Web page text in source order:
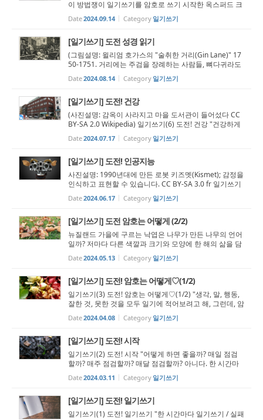
이 방법쟁이 일기쓰기를 암호로 쓰기 시작한 옥스퍼드 크
라이스트처치, 출처 - 위키피디아 CC BY-SA 4.0] 일기쓰
기(8) 도전! 그리스도인의 완전 (1/3) "그러므로 너희의 하
Date2024.09.14 Category 일기쓰기
[일기쓰기] 도전 성경 읽기
(그림설명: 윌리엄 호가스의 "술취한 거리(Gin Lane)" 17
50-1751. 거리에는 주검을 장례하는 사람들, 뼈다귀라도
먹고 살려고 개와 싸우는 사람, 안전장치 없이 계단 아래
로 떨어지는 어린아기 등이 사회의 아픔을 표현한다) 일
Date2024.08.14 Category 일기쓰기
[일기쓰기] 도전! 건강
(사진설명: 감옥이 사라지고 마을 도서관이 들어섰다 CC
BY-SA 2.0 Wikipedia) 일기쓰기(6) 도전! 건강 "건강하게
지내고 있어요. 어머니도 건강하시지요." 존 웨슬리 매일
매 시간 매 순간, 일기를 쓴다. 쓸 때마다, 부끄럽다. 원어
Date2024.07.17 Category 일기쓰기
[일기쓰기] 도전! 인공지능
사진설명: 1990년대에 만든 로봇 키즈멧(Kismet); 감정을
인식하고 표현할 수 있습니다. CC BY-SA 3.0 fr 일기쓰기
(5) 도전! 인공지능 "놀랍도록 똑똑하고 충격적이게 어리
석은 인공지능" - 최예진 "인간의 직업이 사라지고 있다" -
Date2024.06.17 Category 일기쓰기
[일기쓰기] 도전 암호는 어떻게 (2/2)
뉴질랜드 가을에 구르는 낙엽은 나무가 만든 나무의 언어
일까? 저마다 다른 색깔과 크기와 모양에 한 해의 삶을 담
았다. 일기쓰기(4) 도전! 암호는 어떻게 (2/2) "방법쟁이
(Methodist)라고 불리는 사람들은 무엇을 하는지, 그리
Date2024.05.13 Category 일기쓰기
[일기쓰기] 도전! 암호는 어떻게♡(1/2)
일기쓰기(3) 도전! 암호는 어떻게♡(1/2) "생각, 말, 행동,
잘한 것, 못한 것을 모두 일기에 적어보려고 해, 그런데, 암
호는 어떻게 하는 것이 좋을까? (풀어 쓴 찰스 웨슬리의 편
지에서 1729년 1월 22일)" 성령의 열매를 맺는 영성 수업
Date2024.04.08 Category 일기쓰기
[일기쓰기] 도전! 시작
일기쓰기(2) 도전! 시작 "어떻게 하면 좋을까? 매일 점검
할까? 매주 점검할까? 매달 점검할까? 아니다. 한 시간마
다 내 삶을 점검하자! 그리고 매일 아침마다, 지난 내 삶을
돌아보며 다시 점검하자." - 존 웨슬리 - [출발, 시작하기]
Date2024.03.11 Category 일기쓰기
[일기쓰기] 도전! 일기쓰기
일기쓰기(1) 도전! 일기쓰기 "한 시간마다 일기쓰기 / 실패